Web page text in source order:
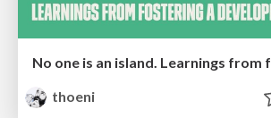
thoeni